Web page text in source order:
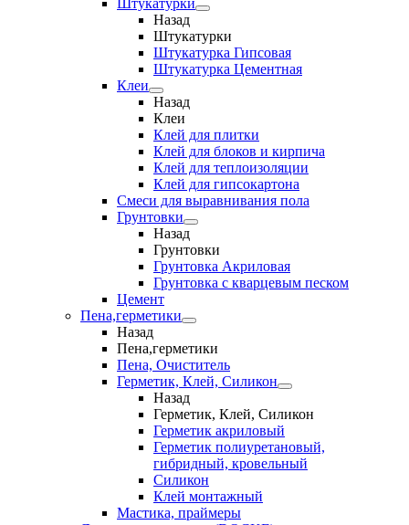
Штукатурки
Назад
Штукатурки
Штукатурка Гипсовая
Штукатурка Цементная
Клеи
Назад
Клеи
Клей для плитки
Клей для блоков и кирпича
Клей для теплоизоляции
Клей для гипсокартона
Смеси для выравнивания пола
Грунтовки
Назад
Грунтовки
Грунтовка Акриловая
Грунтовка с кварцевым песком
Цемент
Пена,герметики
Назад
Пена,герметики
Пена, Очиститель
Герметик, Клей, Силикон
Назад
Герметик, Клей, Силикон
Герметик акриловый
Герметик полиуретановый,
гибридный, кровельный
Силикон
Клей монтажный
Мастика, праймеры